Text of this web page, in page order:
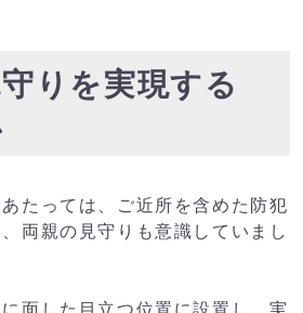
りを実現する
たっては、ご近所を含めた防犯
両親の見守りも意識していまし